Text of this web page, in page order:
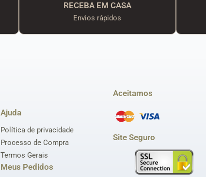
RECEBA EM CASA
Envios rápidos
Ajuda
Política de privacidade
Processo de Compra
Termos Gerais
Meus Pedidos
Aceitamos
Site Seguro